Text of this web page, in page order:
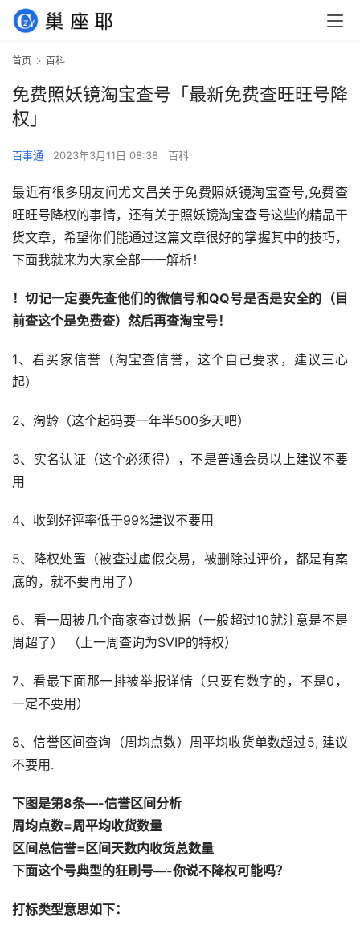
首页 百科
免费照妖镜淘宝查号「最新免费查旺旺号降
权」
百事通 2023年3月11日 08:38 百科
最近有很多朋友问尤文昌关于免费照妖镜淘宝查号,免费查
旺旺号降权的事情，还有关于照妖镜淘宝查号这些的精品干
货文章，希望你们能通过这篇文章很好的掌握其中的技巧，
下面我就来为大家全部一一解析！
！切记一定要先查他们的微信号和QQ号是否是安全的（目
前查这个是免费查）然后再查淘宝号！
1、看买家信誉（淘宝查信誉，这个自己要求，建议三心
起）
2、淘龄（这个起码要一年半500多天吧）
3、实名认证（这个必须得），不是普通会员以上建议不要
用
4、收到好评率低于99%建议不要用
5、降权处置（被查过虚假交易，被删除过评价，都是有案
底的，就不要再用了）
6、看一周被几个商家查过数据（一般超过10就注意是不是
周超了） （上一周查询为SVIP的特权）
7、看最下面那一排被举报详情（只要有数字的，不是0，
一定不要用）
8、信誉区间查询（周均点数）周平均收货单数超过5, 建议
不要用.
下图是第8条—-信誉区间分析
周均点数=周平均收货数量
区间总信誉=区间天数内收货总数量
下面这个号典型的狂刷号—-你说不降权可能吗？
打标类型意思如下：